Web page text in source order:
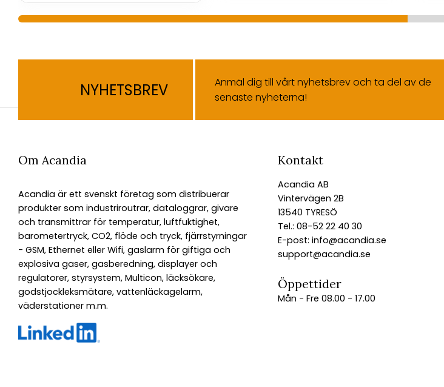
NYHETSBREV
Anmäl dig till vårt nyhetsbrev och ta del av de
senaste nyheterna!
Om Acandia
Acandia är ett svenskt företag som distribuerar
produkter som industriroutrar, dataloggrar, givare
och transmittrar för temperatur, luftfuktighet,
barometertryck, CO2, flöde och tryck, fjärrstyrningar
- GSM, Ethernet eller Wifi, gaslarm för giftiga och
explosiva gaser, gasberedning, displayer och
regulatorer, styrsystem, Multicon, läcksökare,
godstjockleksmätare, vattenläckagelarm,
väderstationer m.m.
Kontakt
Acandia AB
Vintervägen 2B
13540 TYRESÖ
Tel.: 08-52 22 40 30
E-post: info@acandia.se
support@acandia.se
Öppettider
Mån - Fre 08.00 - 17.00